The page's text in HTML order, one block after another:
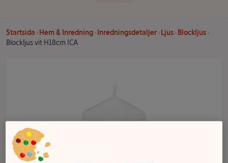
Startsida Hem & Inredning Inredningsdetaljer Ljus
Blockljus
Blockljus vit H18cm ICA